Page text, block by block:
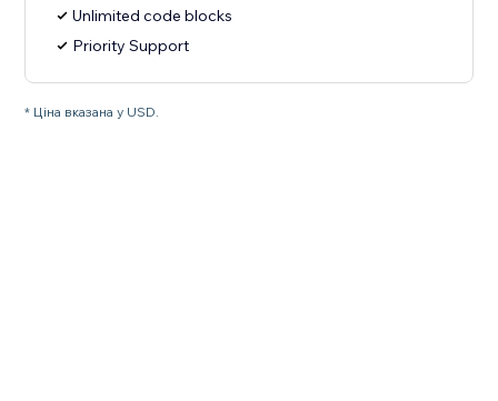
Unlimited code blocks
Priority Support
* Ціна вказана у USD.